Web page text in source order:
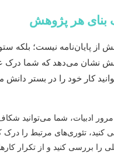
هر پژوهش
نیست؛ بلکه ستون
می‌دهد که شما درک
خود را در بستر دانش
شما می‌توانید شکاف‌های
تئوری‌های مرتبط را درک کنید،
کنید و از تکرار کارهای